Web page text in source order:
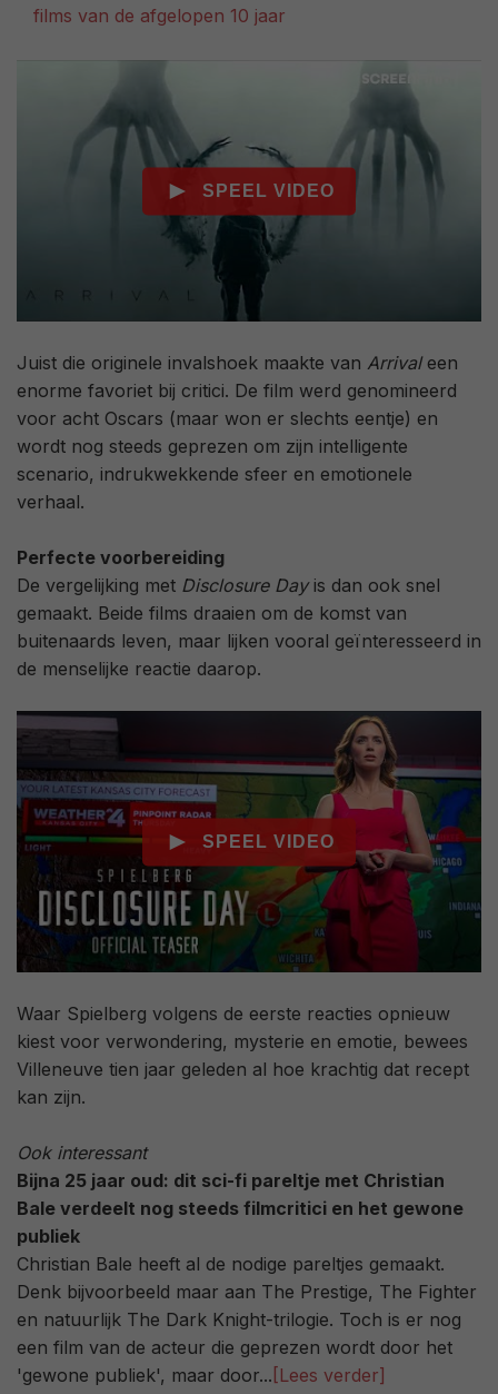
films van de afgelopen 10 jaar
Juist die originele invalshoek maakte van Arrivaleen
enorme favoriet bij critici. De film werd genomineerd
voor acht Oscars (maar won er slechts eentje) en
wordt nog steeds geprezen om zijn intelligente
scenario, indrukwekkende sfeer en emotionele
verhaal.
Perfecte voorbereiding
De vergelijking met Disclosure Dayis dan ook snel
gemaakt. Beide films draaien om de komst van
buitenaards leven, maar lijken vooral geïnteresseerd in
de menselijke reactie daarop.
Waar Spielberg volgens de eerste reacties opnieuw
kiest voor verwondering, mysterie en emotie, bewees
Villeneuve tien jaar geleden al hoe krachtig dat recept
kan zijn.
Ook interessant
Bijna 25 jaar oud: dit sci-fi pareltje met Christian
Bale verdeelt nog steeds filmcritici en het gewone
publiek
Christian Bale heeft al de nodige pareltjes gemaakt.
Denk bijvoorbeeld maar aan The Prestige, The Fighter
en natuurlijk The Dark Knight-trilogie. Toch is er nog
een film van de acteur die geprezen wordt door het
'gewone publiek', maar door... [Lees verder]